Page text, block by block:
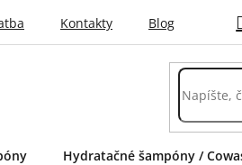
Kontakty Blog
Hydratačné šampóny /